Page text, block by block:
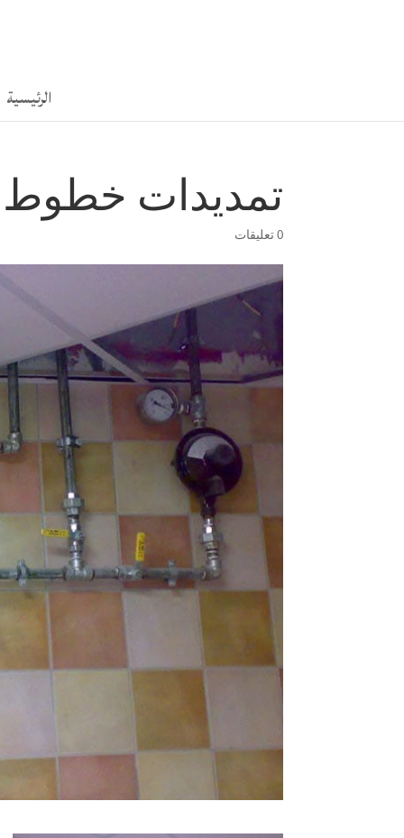
الرئيسية
تمديدات خطوط
0 تعليقات